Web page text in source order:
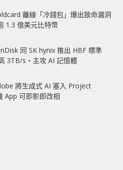
離線「冷錢包」爆出致命漏洞
1.3 億美元比特幣
同 SK hynix 推出 HBF 標準
3TB/s‧主攻 AI 記憶體
將生成式 AI 塞入 Project
可即影即改相